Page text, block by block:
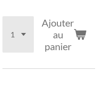
Ajouter
au
panier